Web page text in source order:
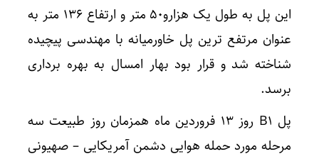
این پل به طول یک هزارو۵۰ متر و ارتفاع ۱۳۶ متر به
عنوان مرتفع ترین پل خاورمیانه با مهندسی پیچیده
شناخته شد و قرار بود بهار امسال به بهره برداری
برسد.
پل B۱ روز ۱۳ فروردین ماه همزمان روز طبیعت سه
مرحله مورد حمله هوایی دشمن آمریکایی – صهیونی